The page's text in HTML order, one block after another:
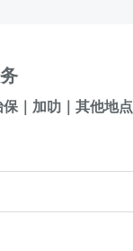
｜加叻｜其他地点